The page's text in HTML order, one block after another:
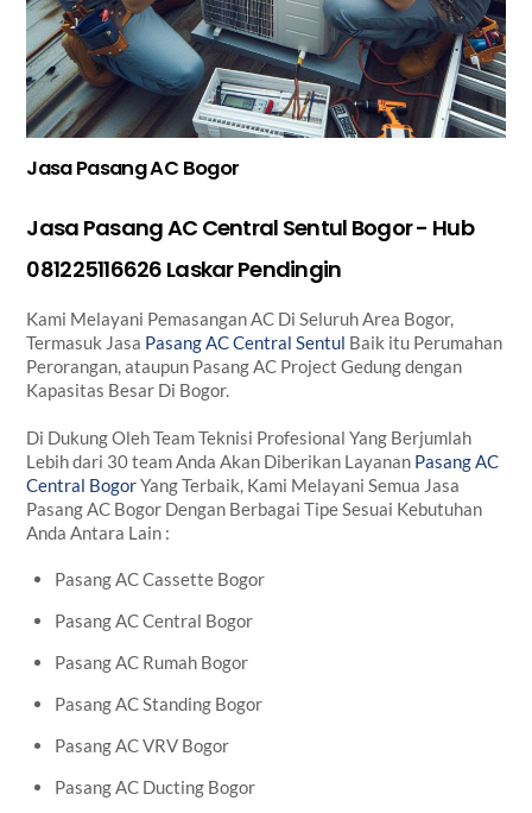
Jasa Pasang AC Bogor
Jasa Pasang AC Central Sentul Bogor - Hub
081225116626 Laskar Pendingin
Kami Melayani Pemasangan AC Di Seluruh Area Bogor,
Termasuk Jasa Pasang AC Central Sentul Baik itu Perumahan
Perorangan, ataupun Pasang AC Project Gedung dengan
Kapasitas Besar Di Bogor.
Di Dukung Oleh Team Teknisi Profesional Yang Berjumlah
Lebih dari 30 team Anda Akan Diberikan Layanan Pasang AC
Central BogorYang Terbaik, Kami Melayani Semua Jasa
Pasang AC Bogor Dengan Berbagai Tipe Sesuai Kebutuhan
Anda Antara Lain :
Pasang AC Cassette Bogor
Pasang AC Central Bogor
Pasang AC Rumah Bogor
Pasang AC Standing Bogor
Pasang AC VRV Bogor
Pasang AC Ducting Bogor